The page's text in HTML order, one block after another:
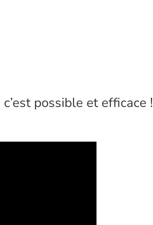
possible et efficace !